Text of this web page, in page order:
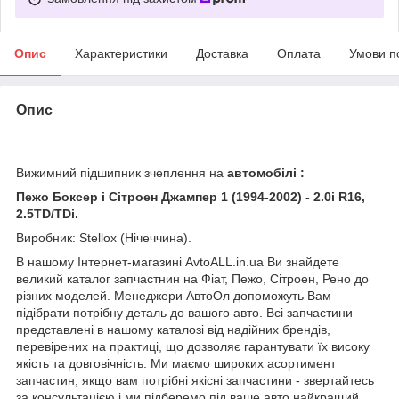
Опис Характеристики Доставка Оплата Умови
Опис
Вижимний підшипник зчеплення на автомобілі :
Пежо Боксер і Сітроен Джампер 1 (1994-2002) - 2.0i R16,
2.5TD/TDi.
Виробник: Stellox (Нічеччина).
В нашому Інтернет-магазині AvtoALL.in.ua Ви знайдете
великий каталог запчастнин на Фіат, Пежо, Сітроен, Рено до
різних моделей. Менеджери АвтоОл допоможуть Вам
підібрати потрібну деталь до вашого авто. Всі запчастини
представлені в нашому каталозі від надійних брендів,
перевірених на практиці, що дозволяє гарантувати їх високу
якість та довговічність. Ми маємо широких асортимент
запчастин, якщо вам потрібні якісні запчастини - звертайтесь